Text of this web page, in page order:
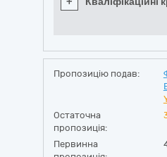
Пропозицію подав:
Остаточна
пропозиція:
Первинна